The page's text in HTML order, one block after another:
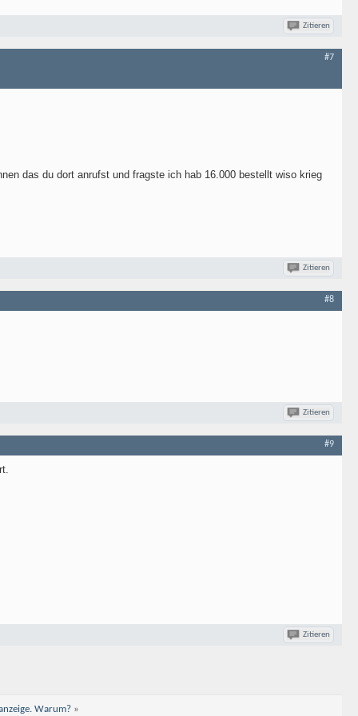
Zitieren
#7
das du dort anrufst und fragste ich hab 16.000 bestellt wiso krieg
Zitieren
#8
Zitieren
#9
Zitieren
Warum? »